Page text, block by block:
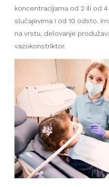
koncentracijama od 2 ili od
slučajevima i od 10 odsto.
na vrstu, delovanje
vazokonstriktor.